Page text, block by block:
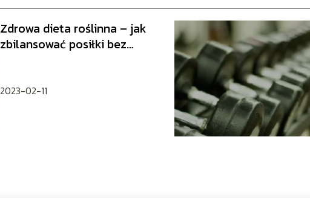
Zdrowa dieta roślinna – jak
zbilansować posiłki bez
2023-02-11